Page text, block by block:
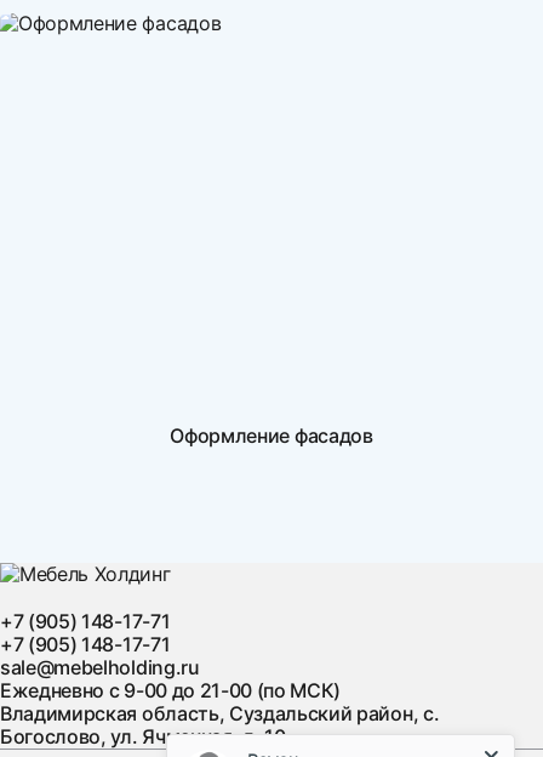
Оформление фасадов
+7 (905) 148-17-71
+7 (905) 148-17-71
sale@mebelholding.ru
Ежедневно с 9-00 до 21-00 (по МСК)
Владимирская область, Суздальский район, с.
Богослово, ул. Ячменная, д. 10